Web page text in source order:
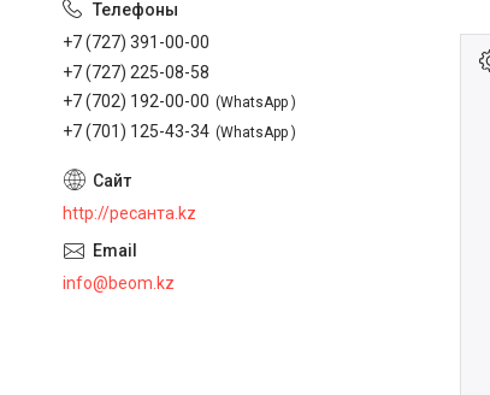
+7 (727) 391-00-00
+7 (727) 225-08-58
+7 (702) 192-00-00
WhatsApp
+7 (701) 125-43-34 WhatsApp
http://ресанта.kz
info@beom.kz